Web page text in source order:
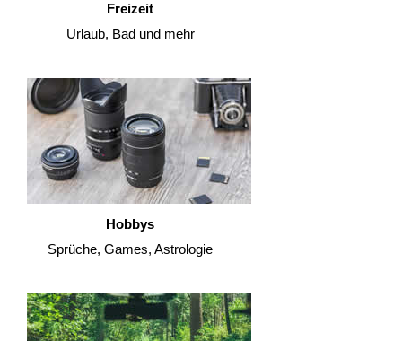
Freizeit
Urlaub, Bad und mehr
Hobbys
Sprüche, Games, Astrologie